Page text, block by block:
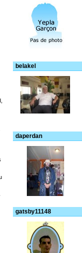
belakel
daperdan
gatsby11148